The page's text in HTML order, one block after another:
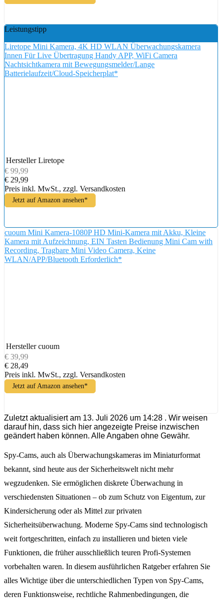
Leistungstipp
Liretope Mini Kamera, 4K HD WLAN Überwachungskamera
Innen Für Live Übertragung Handy APP, WiFi Camera
Nachtsichtkamera mit Bewegungsmelder/Lange
Batterielaufzeit/Cloud-Speicherplat*
Hersteller Liretope
€ 99,99
€ 29,99
Preis inkl. MwSt., zzgl. Versandkosten
Jetzt auf Amazon ansehen*
cuoum Mini Kamera-1080P HD Mini-Kamera mit Akku, Kleine
Kamera mit Aufzeichnung, EIN Tasten Bedienung Mini Cam with
Recording, Tragbare Mini Video Camera, Keine
WLAN/APP/Bluetooth Erforderlich*
Hersteller cuoum
€ 39,99
€ 28,49
Preis inkl. MwSt., zzgl. Versandkosten
Jetzt auf Amazon ansehen*
Zuletzt aktualisiert am 13. Juli 2026 um 14:28 . Wir weisen
darauf hin, dass sich hier angezeigte Preise inzwischen
geändert haben können. Alle Angaben ohne Gewähr.
Spy-Cams, auch als Überwachungskameras im Miniaturformat
bekannt, sind heute aus der Sicherheitswelt nicht mehr
wegzudenken. Sie ermöglichen diskrete Überwachung in
verschiedensten Situationen – ob zum Schutz von Eigentum, zur
Kindersicherung oder als Mittel zur privaten
Sicherheitsüberwachung. Moderne Spy-Cams sind technologisch
weit fortgeschritten, einfach zu installieren und bieten viele
Funktionen, die früher ausschließlich teuren Profi-Systemen
vorbehalten waren. In diesem ausführlichen Ratgeber erfahren Sie
alles Wichtige über die unterschiedlichen Typen von Spy-Cams,
deren Funktionsweise, rechtliche Rahmenbedingungen, die